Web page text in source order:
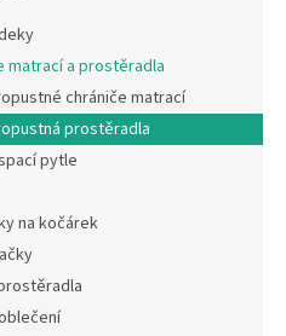
matrací a prostěradla
chrániče matrací
prostěradla
pytle
na kočárek